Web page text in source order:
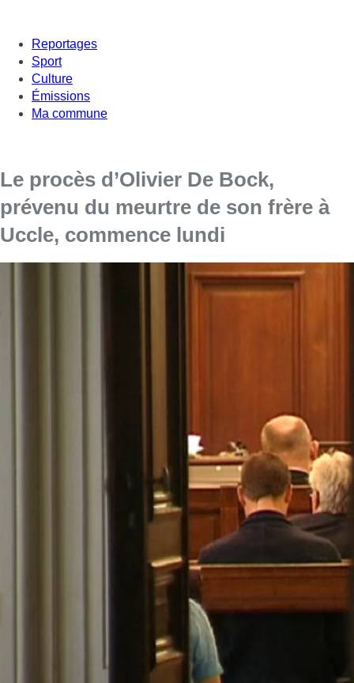
Reportages
Sport
Culture
Émissions
Ma commune
Le procès d’Olivier De Bock,
prévenu du meurtre de son frère à
Uccle, commence lundi